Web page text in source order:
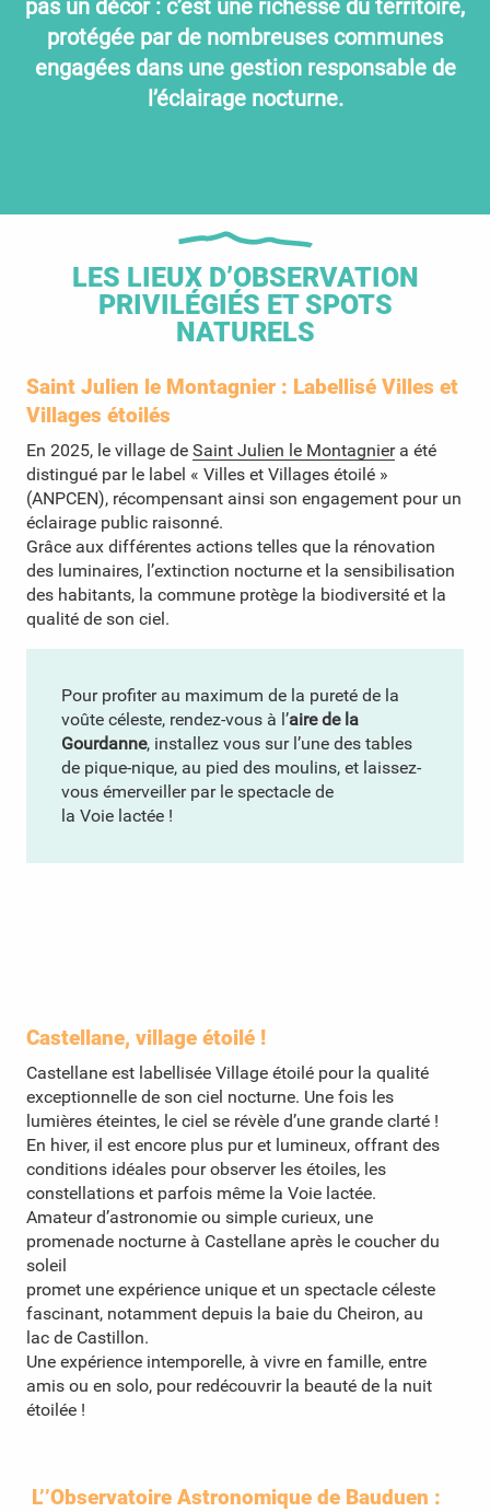
pas un décor : c’est une richesse du territoire,
protégée par de nombreuses communes
engagées dans une gestion responsable de
l’éclairage nocturne.
LES LIEUX D’OBSERVATION
PRIVILÉGIÉS ET SPOTS
NATURELS
Saint Julien le Montagnier : Labellisé Villes et
Villages étoilés
En 2025, le village de Saint Julien le Montagniera été
distingué par le label « Villes et Villages étoilé »
(ANPCEN), récompensant ainsi son engagement pour un
éclairage public raisonné.
Grâce aux différentes actions telles que la rénovation
des luminaires, l’extinction nocturne et la sensibilisation
des habitants, la commune protège la biodiversité et la
qualité de son ciel.
Pour profiter au maximum de la pureté de la
voûte céleste, rendez-vous à l’aire de la
Gourdanne, installez vous sur l’une des tables
de pique-nique, au pied des moulins, et laissez-
vous émerveiller par le spectacle de
la Voie lactée !
Castellane, village étoilé !
Castellane est labellisée Village étoilé pour la qualité
exceptionnelle de son ciel nocturne. Une fois les
lumières éteintes, le ciel se révèle d’une grande clarté !
En hiver, il est encore plus pur et lumineux, offrant des
conditions idéales pour observer les étoiles, les
constellations et parfois même la Voie lactée.
Amateur d’astronomie ou simple curieux, une
promenade nocturne à Castellane après le coucher du
soleil
promet une expérience unique et un spectacle céleste
fascinant, notamment depuis la baie du Cheiron, au
lac de Castillon.
Une expérience intemporelle, à vivre en famille, entre
amis ou en solo, pour redécouvrir la beauté de la nuit
étoilée !
L’’Observatoire Astronomique de Bauduen :